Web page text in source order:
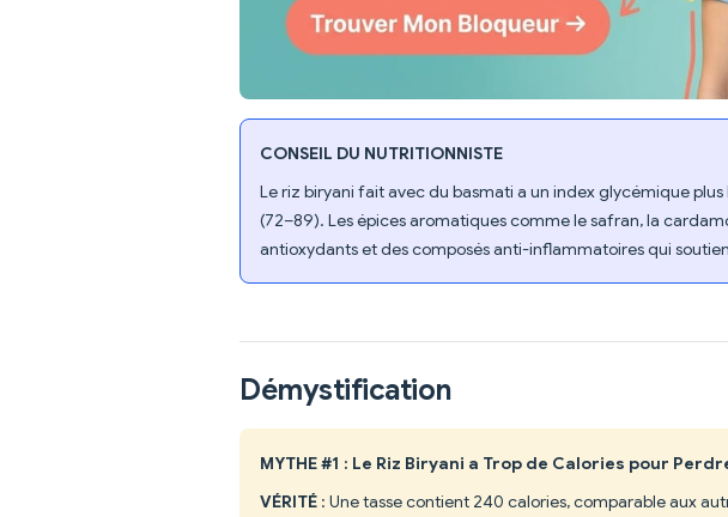
CONSEIL DU NUTRITIONNISTE
Le riz biryani fait avec du basmati a un index glycémique
(72–89). Les épices aromatiques comme le safran, la
antioxydants et des composés anti-inflammatoires qui
Démystification
MYTHE #1 : Le Riz Biryani a Trop de Calories pour
VÉRITÉ : Une tasse contient 240 calories, comparable aux